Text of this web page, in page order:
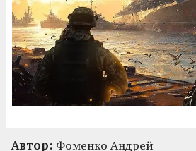
Автор: Фоменко Андрей